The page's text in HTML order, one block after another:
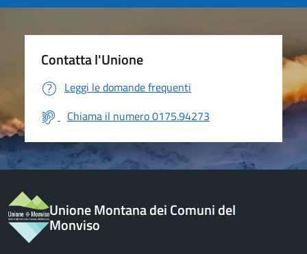
Contatta l'Unione
Leggi le domande frequenti
Chiama il numero 0175.94273
Unione Montana dei Comuni del
Monviso